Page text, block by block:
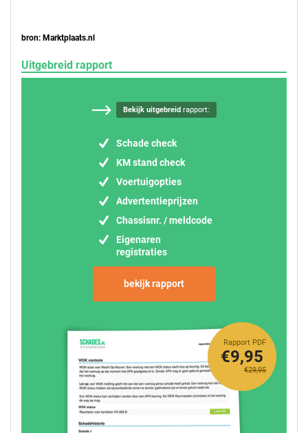
bron: Marktplaats.nl
Uitgebreid rapport
Bekijk uitgebreidrapport:
Schade check
KM stand check
Voertuigopties
Advertentieprijzen
Chassisnr. / meldcode
Eigenaren
registraties
bekijk rapport
Rapport PDF
€29,95
€9,95